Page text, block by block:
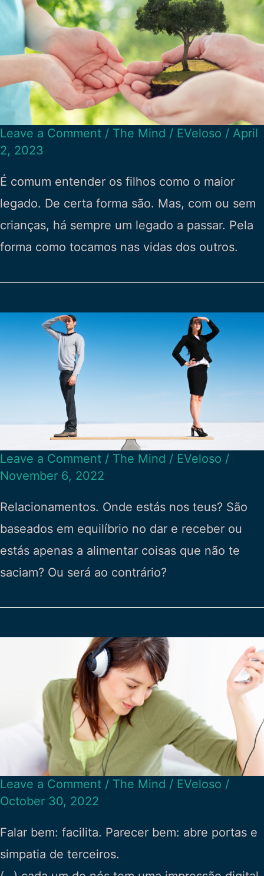
Leave a Comment / The Mind / EVeloso / April
2, 2023
É comum entender os filhos como o maior
legado. De certa forma são. Mas, com ou sem
crianças, há sempre um legado a passar. Pela
forma como tocamos nas vidas dos outros.
Leave a Comment / The Mind / EVeloso /
November 6, 2022
Relacionamentos. Onde estás nos teus? São
baseados em equilíbrio no dar e receber ou
estás apenas a alimentar coisas que não te
saciam? Ou será ao contrário?
Leave a Comment / The Mind / EVeloso /
October 30, 2022
Falar bem: facilita. Parecer bem: abre portas e
simpatia de terceiros.